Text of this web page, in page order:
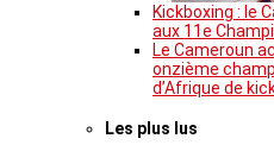
Kickboxing : le
aux 11e
Le Cameroun
onzième
d’Afrique de
Les plus lus